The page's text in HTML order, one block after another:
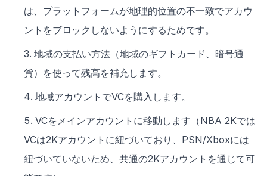
は、プラットフォームが地理的位置の不一致でアカウ
ントをブロックしないようにするためです。
地域の支払い方法（地域のギフトカード、暗号通
貨）を使って残高を補充します。
地域アカウントでVCを購入します。
VCをメインアカウントに移動します（NBA 2Kでは
VCは2Kアカウントに紐づいており、PSN/Xboxには
紐づいていないため、共通の2Kアカウントを通じて可